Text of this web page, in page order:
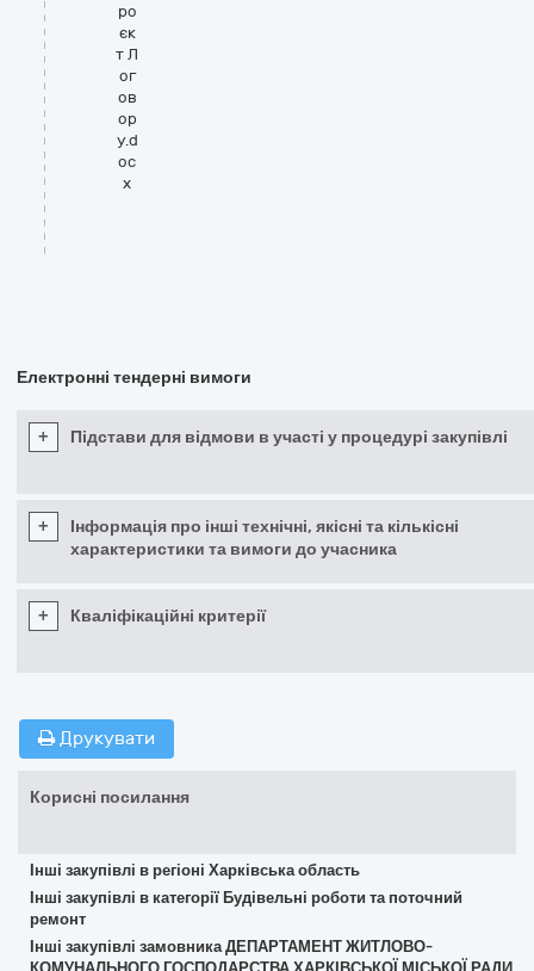
ро
єк
т Л
ог
ов
ор
у.d
oc
x
Електронні тендерні вимоги
+ Підстави для відмови в участі у процедурі закупівлі
+
Інформація про інші технічні, якісні та кількісні
характеристики та вимоги до учасника
+ Кваліфікаційні критерії
Друкувати
Корисні посилання
Інші закупівлі в регіоні Харківська область
Інші закупівлі в категорії Будівельні роботи та поточний
ремонт
Інші закупівлі замовника ДЕПАРТАМЕНТ ЖИТЛОВО-